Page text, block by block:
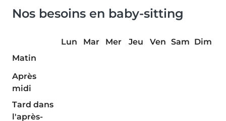
Nos besoins en baby-sitting
Lun Mar Mer Jeu Ven Sam Dim
Matin
Après
midi
Tard dans
l'après-